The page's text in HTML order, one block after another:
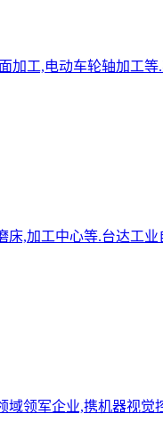
工,电动车轮轴加工
,加工中心等.台达工
领军企业,携机器视